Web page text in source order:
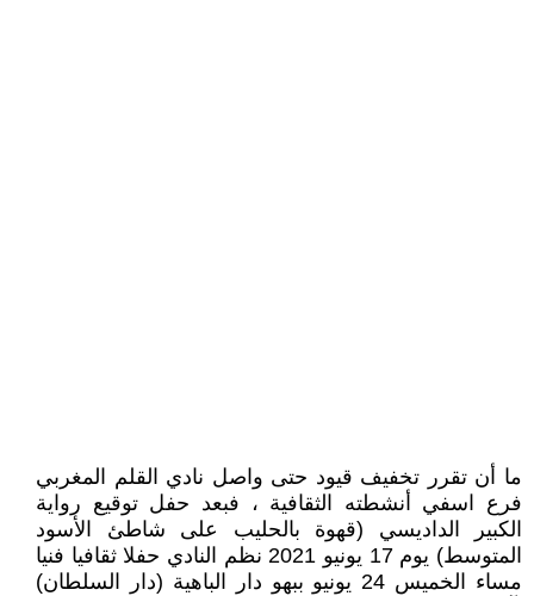
ما أن تقرر تخفيف قيود حتى واصل نادي القلم المغربي
فرع اسفي أنشطته الثقافية ، فبعد حفل توقيع رواية
الكبير الداديسي (قهوة بالحليب على شاطئ الأسود
المتوسط) يوم 17 يونيو 2021 نظم النادي حفلا ثقافيا فنيا
مساء الخميس 24 يونيو ببهو دار الباهية (دار السلطان)